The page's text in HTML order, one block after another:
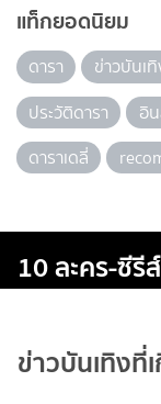
แท็กยอดนิยม
ดารา ข่าวบันเ
ประวัติดารา
อิ
ดาราเดลี่
10 ละคร-ซี
ข่าวบันเทิงที่